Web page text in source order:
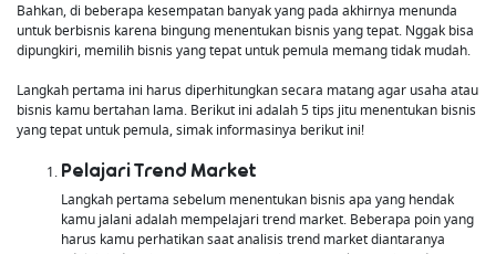
Bahkan, di beberapa kesempatan banyak yang pada akhirnya menunda
untuk berbisnis karena bingung menentukan bisnis yang tepat. Nggak bisa
dipungkiri, memilih bisnis yang tepat untuk pemula memang tidak mudah.
Langkah pertama ini harus diperhitungkan secara matang agar usaha atau
bisnis kamu bertahan lama. Berikut ini adalah 5 tips jitu menentukan bisnis
yang tepat untuk pemula, simak informasinya berikut ini!
Pelajari Trend Market
Langkah pertama sebelum menentukan bisnis apa yang hendak
kamu jalani adalah mempelajari trend market. Beberapa poin yang
harus kamu perhatikan saat analisis trend market diantaranya